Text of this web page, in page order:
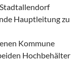
Hauptleitung zu
Kommune
Hochbehälter